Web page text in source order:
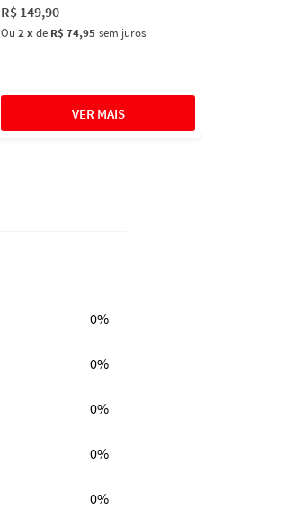
R$ 149,90
Ou 2xde R$ 74,95 sem juros
0%
0%
0%
0%
0%